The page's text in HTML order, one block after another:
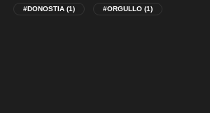
#DONOSTIA (1) #ORGULLO (1)